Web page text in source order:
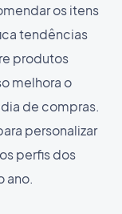
os itens
tendências
produtos
melhora o
de compras.
personalizar
perfis dos
ano.